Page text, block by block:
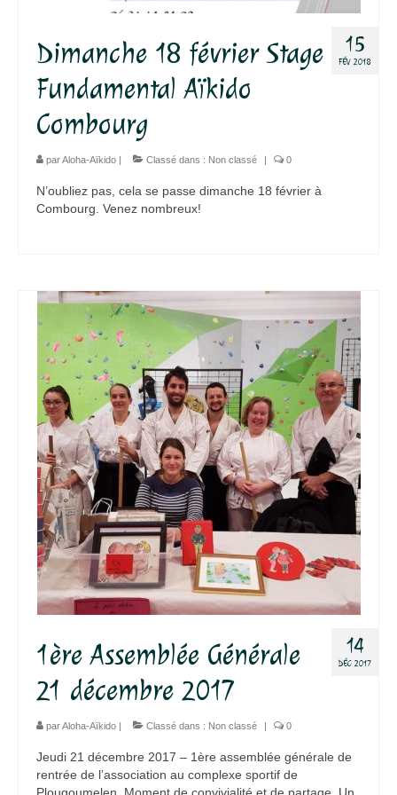
Inscription en ligne
Photos-Presse
15
FÉV 2018
Dimanche 18 février Stage
Fundamental Aïkido
Combourg
parAloha-Aïkido | Classé dans : Non classé | 0
N’oubliez pas, cela se passe dimanche 18 février à
Combourg. Venez nombreux!
14
DÉC 2017
1ère Assemblée Générale
21 décembre 2017
parAloha-Aïkido | Classé dans : Non classé | 0
Jeudi 21 décembre 2017 – 1ère assemblée générale de
rentrée de l’association au complexe sportif de